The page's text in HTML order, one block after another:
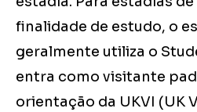
finalidade de estudo, o
geralmente utiliza o
entra como visitante
orientação da UKVI (UK